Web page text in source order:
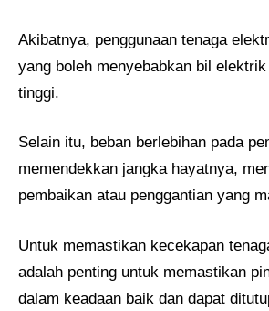
Akibatnya, penggunaan tenaga
yang boleh menyebabkan bil
tinggi.
Selain itu, beban berlebihan pada
memendekkan jangka hayatnya,
pembaikan atau penggantian yang
Untuk memastikan kecekapan
adalah penting untuk memastikan
dalam keadaan baik dan dapat